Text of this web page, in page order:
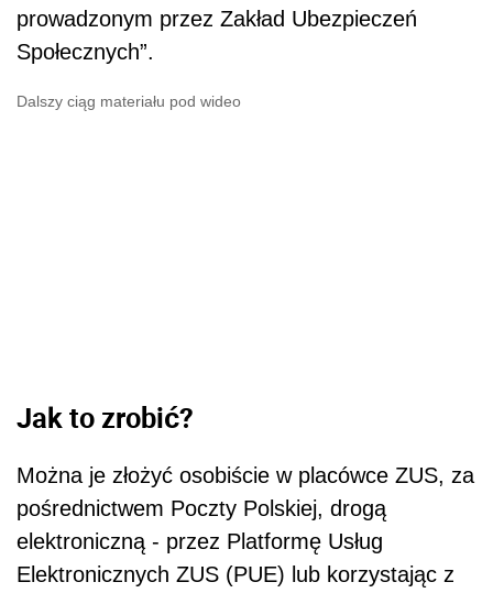
prowadzonym przez Zakład Ubezpieczeń
Społecznych”.
Dalszy ciąg materiału pod wideo
Jak to zrobić?
Można je złożyć osobiście w placówce ZUS, za
pośrednictwem Poczty Polskiej, drogą
elektroniczną - przez Platformę Usług
Elektronicznych ZUS (PUE) lub korzystając z